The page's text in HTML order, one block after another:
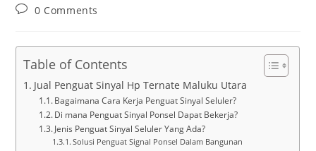
Post0 Comments
Table of Contents
Jual Penguat Sinyal Hp Ternate Maluku Utara
Bagaimana Cara Kerja Penguat Sinyal Seluler?
Di mana Penguat Sinyal Ponsel Dapat Bekerja?
Jenis Penguat Sinyal Seluler Yang Ada?
Solusi Penguat Signal Ponsel Dalam Bangunan